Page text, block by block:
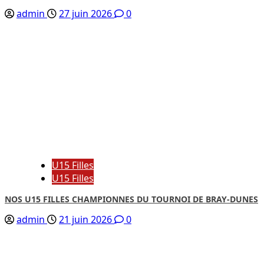
admin 27 juin 2026 0
U15 Filles
U15 Filles
NOS U15 FILLES CHAMPIONNES DU TOURNOI DE BRAY-DUNES
admin 21 juin 2026 0